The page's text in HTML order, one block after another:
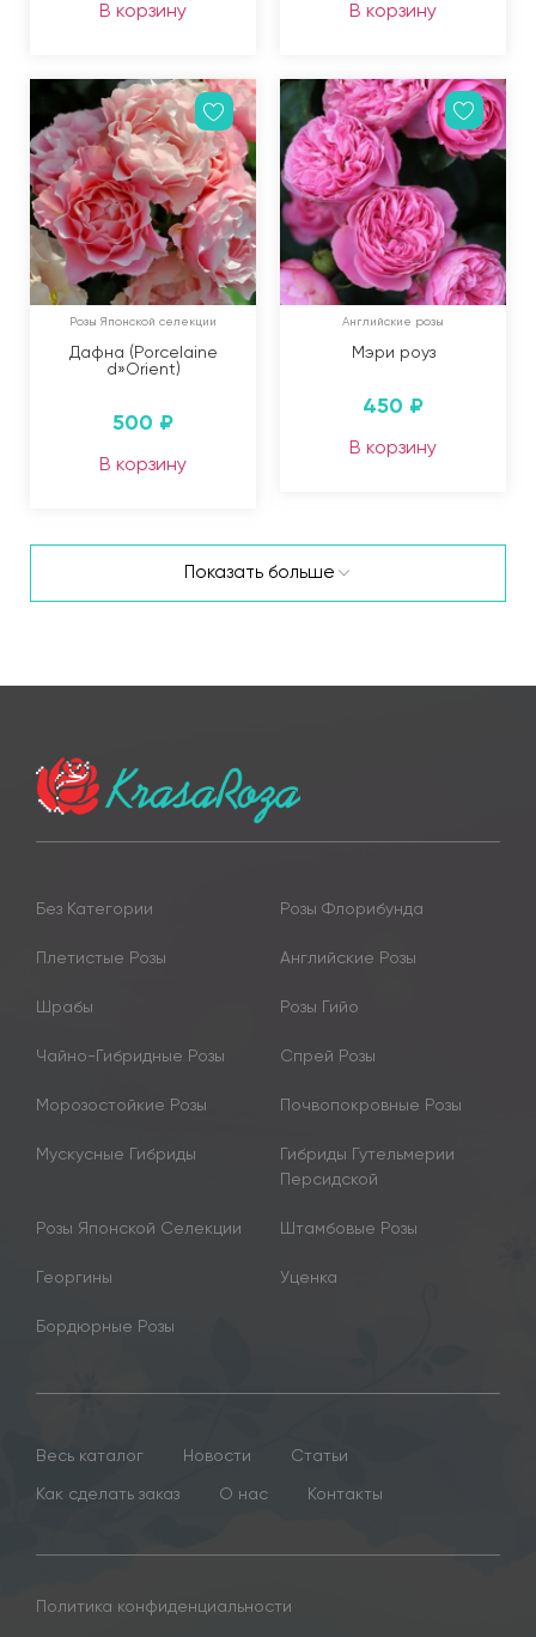
В корзину В корзину
Розы Японской селекции
Дафна (Porcelaine
d»Orient)
500 ₽
В корзину
Английские розы
Мэри роуз
450 ₽
В корзину
Показать больше
Без Категории Розы Флорибунда
Плетистые Розы Английские Розы
Шрабы Розы Гийо
Чайно-Гибридные Розы Спрей Розы
Морозостойкие Розы Почвопокровные Розы
Мускусные Гибриды
Гибриды Гутельмерии
Персидской
Розы Японской Селекции Штамбовые Розы
Георгины Уценка
Бордюрные Розы
Весь каталог Новости
Статьи
Как сделать заказ
О нас Контакты
Политика конфиденциальности